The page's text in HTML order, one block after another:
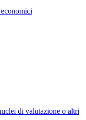
di valutazione o altri